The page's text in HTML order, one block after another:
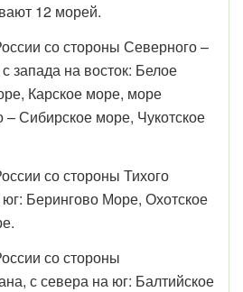
12 морей.
со стороны Северного –
запада на восток: Белое
Карское море, море
Сибирское море, Чукотское
со стороны Тихого
Берингово Море, Охотское
со стороны
с севера на юг: Балтийское